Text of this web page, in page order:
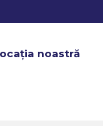
noastră